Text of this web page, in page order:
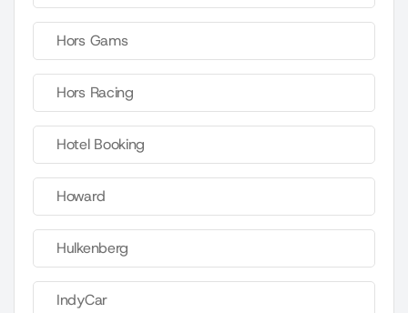
Hors Gams
Hors Racing
Hotel Booking
Howard
Hulkenberg
IndyCar